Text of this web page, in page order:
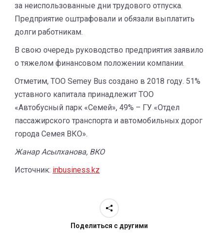
за неиспользованные дни трудового отпуска.
Предприятие оштрафовали и обязали выплатить
долги работникам.
В свою очередь руководство предприятия заявило
о тяжелом финансовом положении компании.
Отметим, ТОО Semey Bus создано в 2018 году. 51%
уставного капитала принадлежит ТОО
«Автобусный парк «Семей», 49% – ГУ «Отдел
пассажирского транспорта и автомобильных дорог
города Семея ВКО».
Жанар Асылханова, ВКО
Источник: inbusiness.kz
Поделиться с другими